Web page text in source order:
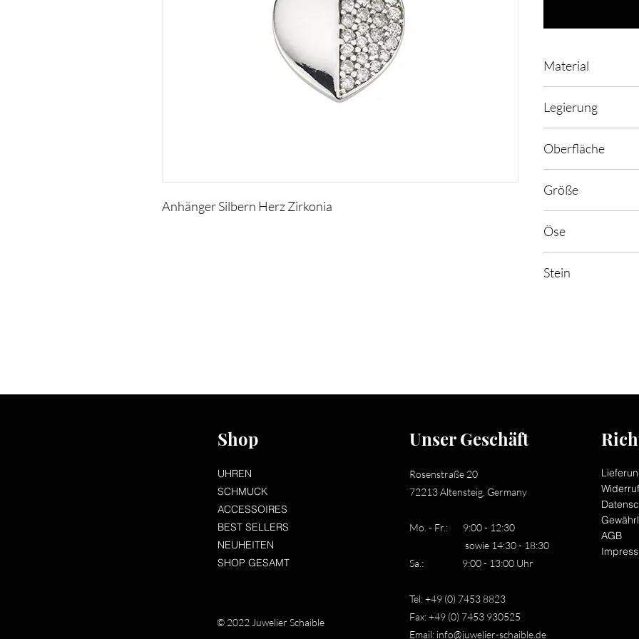
Anhänger Silbern Herz Zirkonia
Material
Legierung
Oberfläche
Größe
Öse
Stein
Shop
UHREN
SCHMUCK
ACCESSOIRES
BEST SELLERS
NEUHEITEN
SHOP GESAMT
© 2022 Juwelier Schaible
Unser Geschäft
Rosenstraße 20
72213 Altensteig, Germany
Mo. - Fr.: 9:00 - 12:30
sowie 14:30 - 18:30
Sa.: 9:00 - 13:00 Uhr
Tel: +49 (0) 7453 8823
Fax: +49 (0) 7453 930525
Email: info@juwelier-schaible.de
AGB